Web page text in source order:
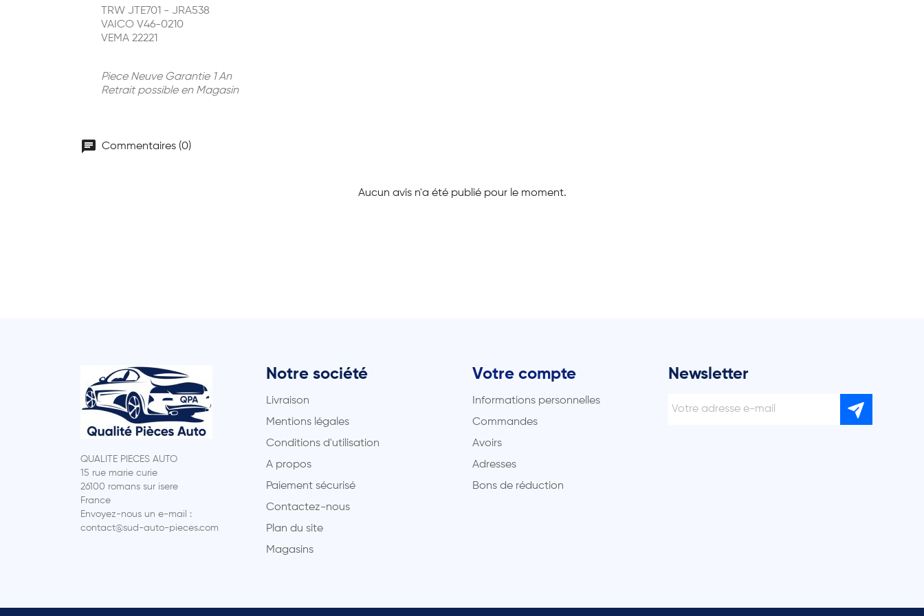
TRW JTE701 - JRA538
VAICO V46-0210
VEMA 22221
Piece Neuve Garantie 1 An
Retrait possible en Magasin
chat Commentaires (0)
Aucun avis n'a été publié pour le moment.
QUALITE PIECES AUTO
15 rue marie curie
26100 romans sur isere
France
Envoyez-nous un e-mail :
contact@sud-auto-pieces.com
Notre société
Livraison
Mentions légales
Conditions d'utilisation
A propos
Paiement sécurisé
Contactez-nous
Plan du site
Magasins
Votre compte
Informations personnelles
Commandes
Avoirs
Adresses
Bons de réduction
Newsletter